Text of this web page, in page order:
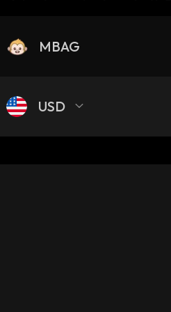
MBAG
USD